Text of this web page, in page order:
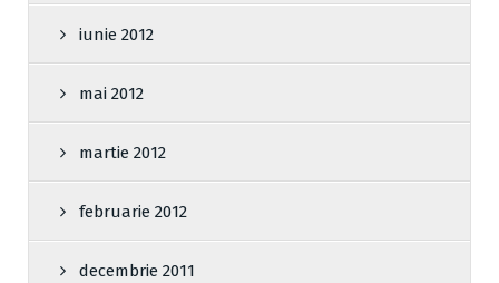
iunie 2012
mai 2012
martie 2012
februarie 2012
decembrie 2011